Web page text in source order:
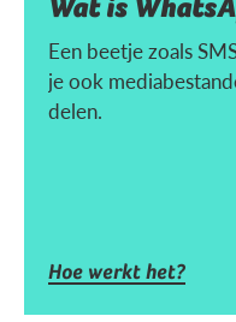
Wat is
Een beetje zoals
je ook
delen.
Hoe werkt het?